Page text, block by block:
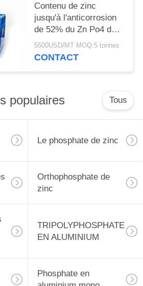
Contenu de zinc
jusqu'à l'anticorrosion
de 52% du Zn Po4 de
revêtement des métaux
5500USD/MT MOQ:5 tonnes
CONTACT
populaires Tous
Le phosphate de zinc
Orthophosphate de
zinc
TRIPOLYPHOSPHATE
EN ALUMINIUM
Phosphate en